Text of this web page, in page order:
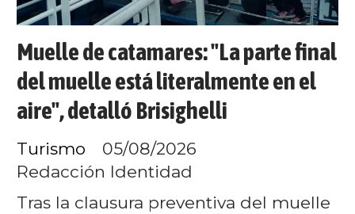
Muelle de catamares: "La parte final
del muelle está literalmente en el
aire", detalló Brisighelli
Redacción Identidad
Turismo 05/08/2026
Tras la clausura preventiva del muelle